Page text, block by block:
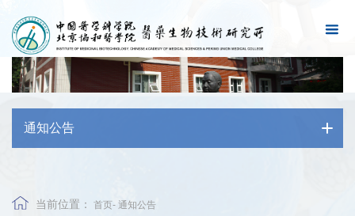
通知公告
当前位置： 首页- 通知公告